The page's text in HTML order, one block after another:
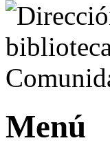
Menú